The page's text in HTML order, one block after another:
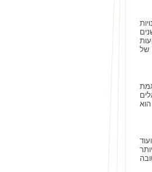
של
הוא
טובה